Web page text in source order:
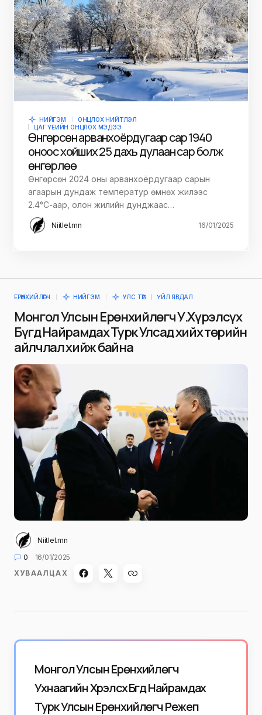
НИЙГЭМ
ОНЦЛОХ НИЙТЛЭЛ
ЦАГ ҮЕИЙН ОНЦЛОХ МЭДЭЭ
Өнгөрсөн арванхоёрдугаар сар 1940
оноос хойших 25 дахь дулаан сар болж
өнгөрлөө
Өнгөрсөн 2024 оны арванхоёрдугаар сарын
агаарын дундаж температур өмнөх жилээс
2.4°С-аар, олон жилийн дунджаас…
Niitlel.mn 16/01/2025
ЕРӨНХИЙЛӨГЧ НИЙГЭМ УЛС ТӨР ҮЙЛ ЯВДАЛ
Монгол Улсын Ерөнхийлөгч У.Хүрэлсүх
Бүгд Найрамдах Турк Улсад хийх төрийн
айлчлал хийж байна
Niitlel.mn
0
16/01/2025
ХУВААЛЦАХ
Монгол Улсын Ерөнхийлөгч
Ухнаагийн Хүрэлсүх Бүгд Найрамдах
Турк Улсын Ерөнхийлөгч Режеп